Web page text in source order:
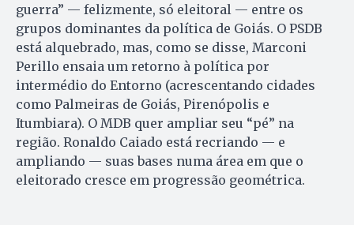
guerra” — felizmente, só eleitoral — entre os
grupos dominantes da política de Goiás. O PSDB
está alquebrado, mas, como se disse, Marconi
Perillo ensaia um retorno à política por
intermédio do Entorno (acrescentando cidades
como Palmeiras de Goiás, Pirenópolis e
Itumbiara). O MDB quer ampliar seu “pé” na
região. Ronaldo Caiado está recriando — e
ampliando — suas bases numa área em que o
eleitorado cresce em progressão geométrica.